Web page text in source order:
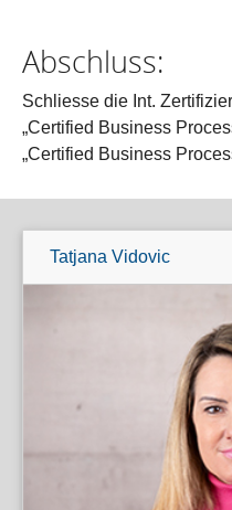
Abschluss:
Schliesse die Int.
„Certified Business
„Certified Business
Tatjana Vidovic